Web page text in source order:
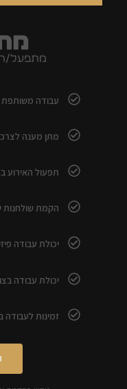
מתפעל/ת
עבודה משותפת
מתן מענה
תפעול האירוע
הקמת שולחנות
יכולת עבודה
יכולת עבודה
זמינות לעבודה